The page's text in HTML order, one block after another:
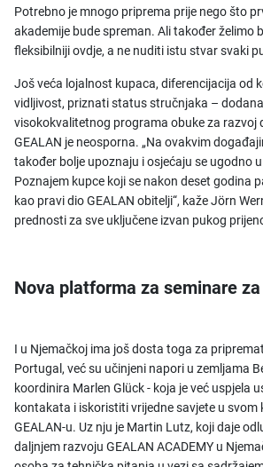
Potrebno je mnogo priprema prije nego što
akademije bude spreman. Ali također želimo
fleksibilniji ovdje, a ne nuditi istu stvar svaki
Još veća lojalnost kupaca, diferencijacija od
vidljivost, priznati status stručnjaka –
visokokvalitetnog programa obuke za razvoj
GEALAN je neosporna. „Na ovakvim
također bolje upoznaju i osjećaju se ugodno
Poznajem kupce koji se nakon deset godina
kao pravi dio GEALAN obitelji“, kaže Jörn
prednosti za sve uključene izvan pukog
Nova platforma za seminare
I u Njemačkoj ima još dosta toga za
Portugal, već su učinjeni napori u zemljama
koordinira Marlen Glück - koja je već uspjela
kontakata i iskoristiti vrijedne savjete u svom
GEALAN-u. Uz nju je Martin Lutz, koji daje
daljnjem razvoju GEALAN ACADEMY u